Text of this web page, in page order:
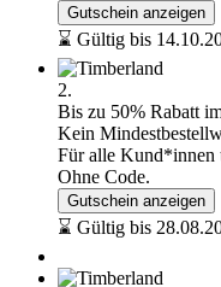
Gutschein anzeigen
⌛ Gültig bis
2.
Bis zu 50% Rabatt
Kein
Für alle Kund*innen
Ohne Code.
Gutschein anzeigen
⌛ Gültig bis